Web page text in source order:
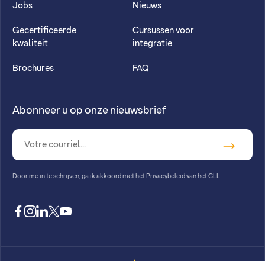
Jobs
Gecertificeerde
kwaliteit
Brochures
Nieuws
Cursussen voor
integratie
FAQ
Abonneer u op onze nieuwsbrief
Door me in te schrijven, ga ik akkoord met het Privacybeleid van het CLL
facebook
instagram
linkedin
twitteryoutube